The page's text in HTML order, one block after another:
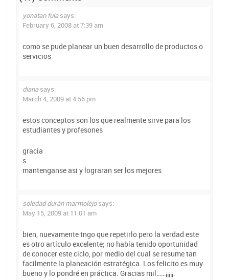
yonatan fula says:
February 6, 2008 at 7:39 am
como se pude planear un buen desarrollo de productos o
servicios
diana says:
March 4, 2009 at 4:56 pm
estos conceptos son los que realmente sirve para los
estudiantes y profesones
gracia
s
mantenganse asi y lograran ser los mejores
soledad durán marmolejo says:
May 15, 2009 at 11:01 am
bien, nuevamente tngo que repetirlo pero la verdad este
es otro artículo excelente; no había tenido oportunidad
de conocer este ciclo, por medio del cual se resume tan
facilmente la planeación estratégica. Los felicito es muy
bueno y lo pondré en práctica. Gracias mil……¡¡¡¡¡.